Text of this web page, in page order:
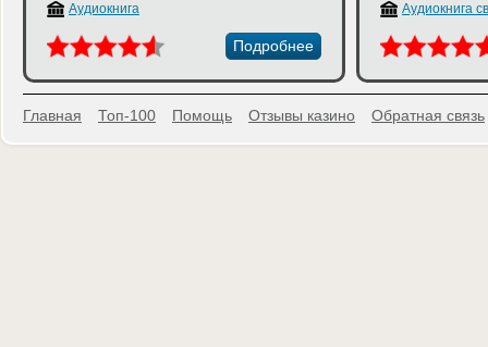
Аудиокнига
Подробнее
Главная Топ-100 Помощь Отзывы казино Обратная связь